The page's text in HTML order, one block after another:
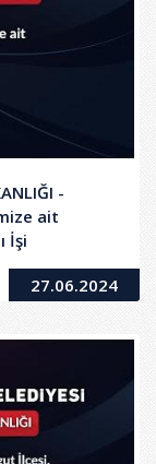
-
ait
İşi
27.06.2024